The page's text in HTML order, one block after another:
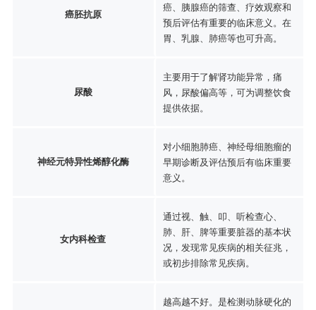
癌胚抗原
癌、胰腺癌的筛查、疗效观察和
预后评估有重要的临床意义。在
胃、乳腺、肺癌等也可升高。
尿酸
主要用于了解肾功能异常，痛
风，尿酸偏高等，可为调整饮食
提供依据。
神经元特异性烯醇化酶
对小细胞肺癌、神经母细胞瘤的
早期诊断及评估预后有临床重要
意义。
女内科检查
通过视、触、叩、听检查心、
肺、肝、脾等重要脏器的基本状
况，发现常见疾病的相关征兆，
或初步排除常见疾病。
越高越不好。是检测动脉硬化的